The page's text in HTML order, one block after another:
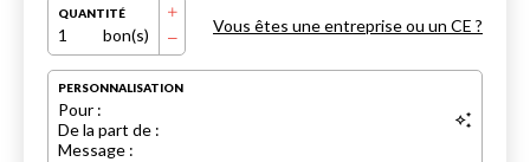
QUANTITÉ
1 bon(s) Vous êtes une entreprise ou un CE ?
PERSONNALISATION
Pour :
De la part de :
Message :